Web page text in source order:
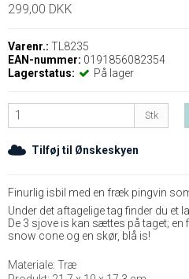
299,00 DKK
Varenr.: TL8235
EAN-nummer: 0191856082354
Lagerstatus:
På lager
Stk
Tilføj til Ønskeskyen
Finurlig isbil med en fræk pingvin
Under det aftagelige tag finder du et
De 3 sjove is kan sættes på taget;
snow cone og en skør, blå is!
Materiale: Træ